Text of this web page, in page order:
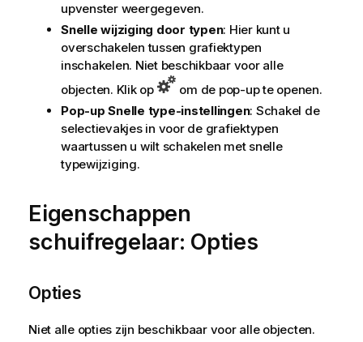
upvenster weergegeven.
Snelle wijziging door typen: Hier kunt u
overschakelen tussen grafiektypen
inschakelen. Niet beschikbaar voor alle
objecten. Klik op
om de pop-up te openen.
Pop-up Snelle type-instellingen: Schakel de
selectievakjes in voor de grafiektypen
waartussen u wilt schakelen met snelle
typewijziging.
Eigenschappen
schuifregelaar: Opties
Opties
Niet alle opties zijn beschikbaar voor alle objecten.